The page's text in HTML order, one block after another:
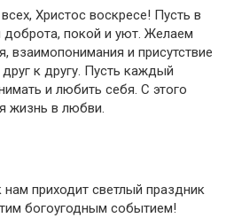
Христос воскресе! Пусть в
доброта, покой и уют. Желаем
взаимопонимания и присутствие
к другу. Пусть каждый
и любить себя. С этого
жизнь в любви.
приходит светлый праздник
богоугодным событием!